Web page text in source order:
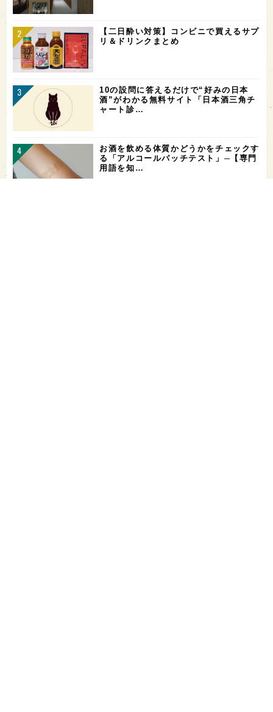
【二日酔い対策】コンビニで買えるサプ
リ＆ドリンクまとめ
10の設問に答えるだけで“好みの日本
酒”がわかる無料サイト「日本酒三角チ
ャート診…
お酒を飲める体質かどうかをチェックす
る「アルコールパッチテスト」─【専門
用語を知…